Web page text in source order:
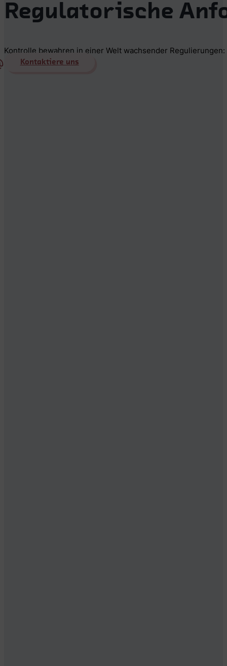
Regulatorische
Kontrolle bewahren in einer Welt wachsender
Kontaktiere uns